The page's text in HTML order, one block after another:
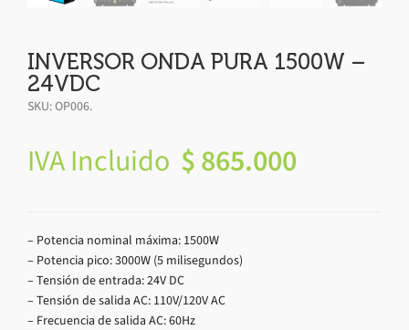
INVERSOR ONDA PURA 1500W –
24VDC
SKU:OP006.
IVA Incluido $865.000
– Potencia nominal máxima: 1500W
– Potencia pico: 3000W (5 milisegundos)
– Tensión de entrada: 24V DC
– Tensión de salida AC: 110V/120V AC
– Frecuencia de salida AC: 60Hz